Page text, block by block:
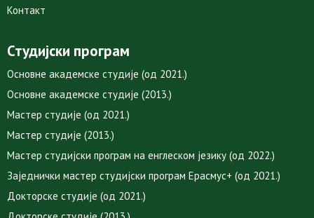
Контакт
Студијски програм
Основне академске студије (од 2021.)
Основне академске студије (2013.)
Мастер студије (од 2021.)
Мастер студије (2013.)
Мастер студијски програм на енглеском језику (од 2022.)
Заједнички мастер студијски програм Ерасмус+ (од 2021.)
Докторске студије (од 2021.)